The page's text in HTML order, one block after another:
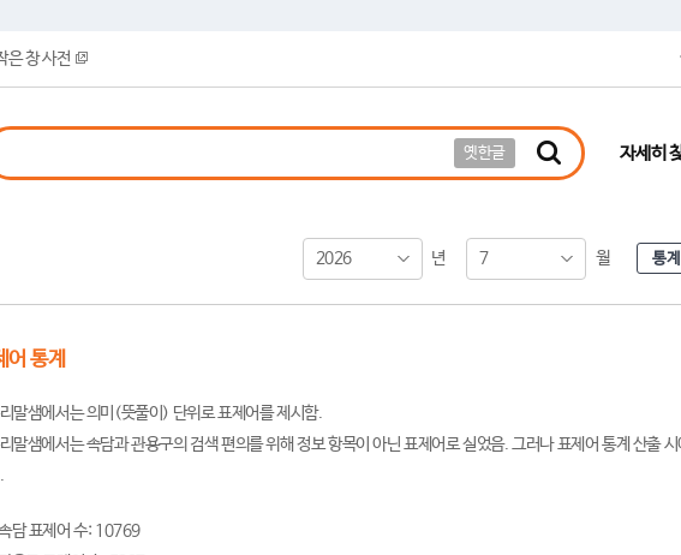
은 창 사전
옛한글 자세히
2026 년 7 월 통계
어 통계
말샘에서는 의미(뜻풀이) 단위로 표제어를 제시함.
말샘에서는 속담과 관용구의 검색 편의를 위해 정보 항목이 아닌 표제어로 실었음. 그러나 표제어 통계 산출
담 표제어 수: 10769